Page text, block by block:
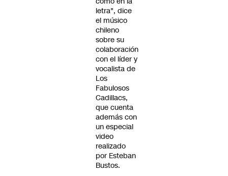
letra", dice
el músico
chileno
sobre su
colaboración
con el líder y
vocalista de
Los
Fabulosos
Cadillacs,
que cuenta
además con
un especial
video
realizado
por Esteban
Bustos.